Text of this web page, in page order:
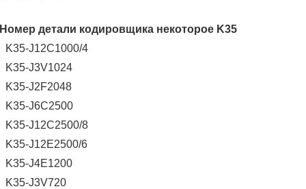
детали кодировщика некоторое K35
K35-J12C1000/4
K35-J3V1024
K35-J2F2048
K35-J6C2500
K35-J12C2500/8
K35-J12E2500/6
K35-J4E1200
K35-J3V720